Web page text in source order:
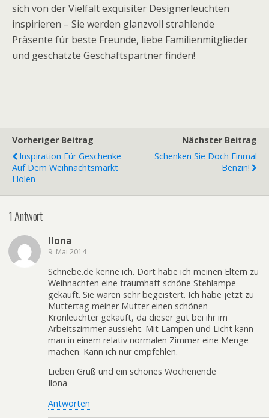
sich von der Vielfalt exquisiter Designerleuchten
inspirieren – Sie werden glanzvoll strahlende
Präsente für beste Freunde, liebe Familienmitglieder
und geschätzte Geschäftspartner finden!
Vorheriger Beitrag
Inspiration Für Geschenke
Auf Dem Weihnachtsmarkt
Holen
Nächster Beitrag
Schenken Sie Doch Einmal
Benzin!
1 Antwort
Ilona
9. Mai 2014
Schnebe.de kenne ich. Dort habe ich meinen Eltern zu
Weihnachten eine traumhaft schöne Stehlampe
gekauft. Sie waren sehr begeistert. Ich habe jetzt zu
Muttertag meiner Mutter einen schönen
Kronleuchter gekauft, da dieser gut bei ihr im
Arbeitszimmer aussieht. Mit Lampen und Licht kann
man in einem relativ normalen Zimmer eine Menge
machen. Kann ich nur empfehlen.
Lieben Gruß und ein schönes Wochenende
Ilona
Antworten